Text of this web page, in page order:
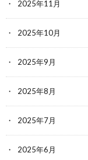
2025年11月
2025年10月
2025年9月
2025年8月
2025年7月
2025年6月